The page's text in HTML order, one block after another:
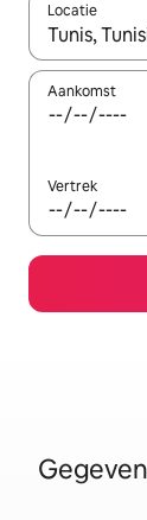
Locatie
Wanneer er
Aankomst
Vertrek